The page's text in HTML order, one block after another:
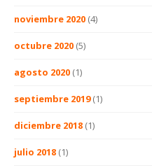
noviembre 2020 (4)
octubre 2020 (5)
agosto 2020 (1)
septiembre 2019(1)
diciembre 2018 (1)
julio 2018 (1)